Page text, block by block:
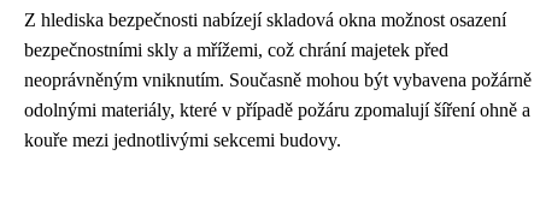
Z hlediska bezpečnosti nabízejí skladová okna možnost osazení
bezpečnostními skly a mřížemi, což chrání majetek před
neoprávněným vniknutím. Současně mohou být vybavena požárně
odolnými materiály, které v případě požáru zpomalují šíření ohně a
kouře mezi jednotlivými sekcemi budovy.